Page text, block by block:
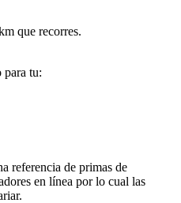
que recorres.
para tu:
referencia de primas de
en línea por lo cual las